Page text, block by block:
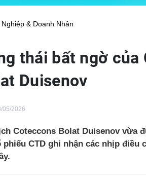
& Doanh Nhân
thái bất ngờ của
Duisenov
05/2026
Coteccons Bolat Duisenov vừa
phiếu CTD ghi nhận các nhịp